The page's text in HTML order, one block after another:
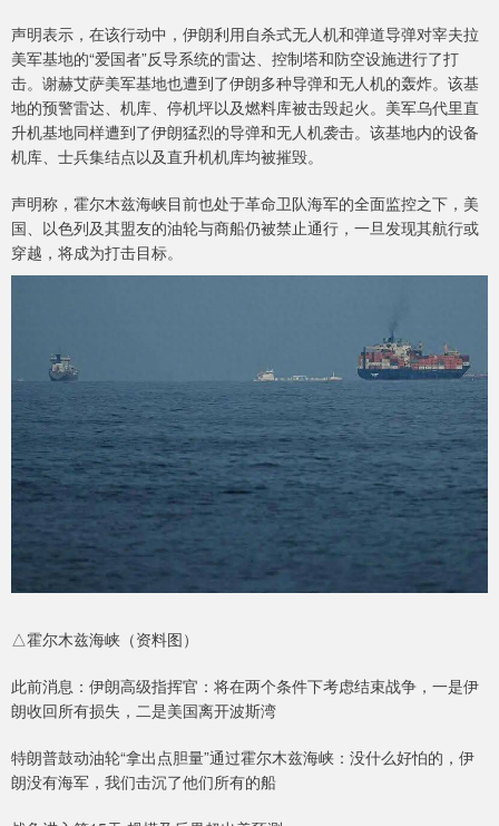
声明表示，在该行动中，伊朗利用自杀式无人机和弹道导弹对宰夫拉
美军基地的“爱国者”反导系统的雷达、控制塔和防空设施进行了打
击。谢赫艾萨美军基地也遭到了伊朗多种导弹和无人机的轰炸。该基
地的预警雷达、机库、停机坪以及燃料库被击毁起火。美军乌代里直
升机基地同样遭到了伊朗猛烈的导弹和无人机袭击。该基地内的设备
机库、士兵集结点以及直升机机库均被摧毁。
声明称，霍尔木兹海峡目前也处于革命卫队海军的全面监控之下，美
国、以色列及其盟友的油轮与商船仍被禁止通行，一旦发现其航行或
穿越，将成为打击目标。
△霍尔木兹海峡（资料图）
此前消息：伊朗高级指挥官：将在两个条件下考虑结束战争，一是伊
朗收回所有损失，二是美国离开波斯湾
特朗普鼓动油轮“拿出点胆量”通过霍尔木兹海峡：没什么好怕的，伊
朗没有海军，我们击沉了他们所有的船